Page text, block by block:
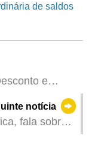
de saldos
e
notícia
fala sobre a